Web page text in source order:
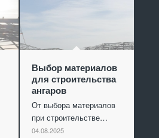
Выбор материалов
для строительства
ангаров
От выбора материалов
при строительстве…
04.08.2025